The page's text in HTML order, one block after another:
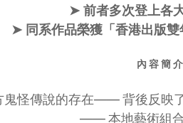
➤ 前者多次登上各
➤ 同系作品榮獲「香港出版雙
內 容 簡 介
鬼怪傳說的存在—— 背後反映
—— 本地藝術組